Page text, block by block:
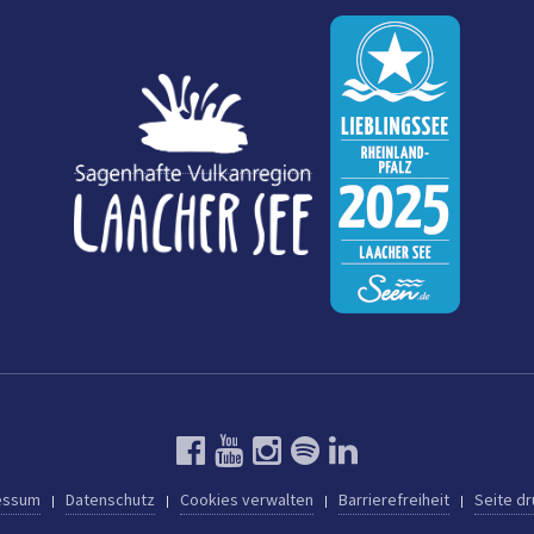
Datenschutz Cookies verwalten Barrierefreiheit Seite